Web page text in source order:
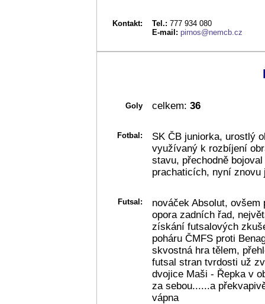
Kontakt: Tel.: 777 934 080
E-mail: pirnos@nemcb.cz
Goly celkem: 36
Fotbal:
SK ČB juniorka, urostlý
využívaný k rozbíjení
stavu, přechodně
prachaticích, nyní znovu
Futsal:
nováček Absolut,
opora zadních řad,
získání futsalových
poháru ČMFS proti
skvostná hra tělem,
futsal stran tvrdosti už
dvojice Maši - Řepka v
za sebou......a
vápna